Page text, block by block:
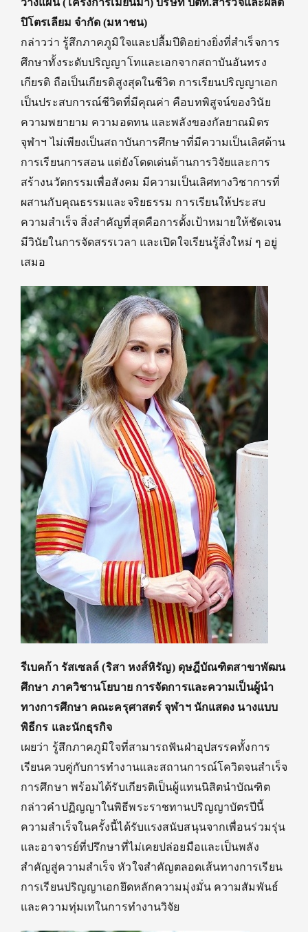
วางแผน (โครงการเมียนมา) บริษัท ปตท.สำรวจและผลิต
ปิโตรเลียม จำกัด (มหาชน)
กล่าวว่า รู้สึกภาคภูมิใจและปลื้มปีติอย่างยิ่งที่สำเร็จการ
ศึกษาทั้งระดับปริญญาโทและเอกจากสถาบันอันทรง
เกียรติ ถือเป็นเกียรติสูงสุดในชีวิต การเรียนปริญญาเอก
เป็นประสบการณ์ชีวิตที่มีคุณค่า คือบทพิสูจน์ของวินัย
ความพยายาม ความอดทน และพลังของกัลยาณมิตร
จุฬาฯ ไม่เพียงเป็นสถาบันการศึกษาที่มีความเป็นเลิศด้าน
การเรียนการสอน แต่ยังโดดเด่นด้านการวิจัยและการ
สร้างนวัตกรรมเพื่อสังคม มีความเป็นเลิศทางวิชาการที่
ผสานกับคุณธรรมและจริยธรรม การเรียนให้ประสบ
ความสำเร็จ สิ่งสำคัญที่สุดคือการตั้งเป้าหมายให้ชัดเจน
มีวินัยในการจัดสรรเวลา และเปิดใจเรียนรู้สิ่งใหม่ ๆ อยู่
เสมอ
รีเบคก้า รัสเซลล์(ริสา หงส์หิรัญ)ดุษฎีบัณฑิตสาขาพัฒน
ศึกษา ภาควิชานโยบาย การจัดการและความเป็นผู้นำ
ทางการศึกษา คณะครุศาสตร์ จุฬาฯ นักแสดง นางแบบ
พิธีกร และนักธุรกิจ
เผยว่า รู้สึกภาคภูมิใจที่สามารถฟันฝ่าอุปสรรคทั้งการ
เรียนควบคู่กับการทำงานและสถานการณ์โควิดจนสำเร็จ
การศึกษา พร้อมได้รับเกียรติเป็นผู้แทนนิสิตนำบัณฑิต
กล่าวคำปฏิญญาในพิธีพระราชทานปริญญาบัตรปีนี้
ความสำเร็จในครั้งนี้ได้รับแรงสนับสนุนจากเพื่อนร่วมรุ่น
และอาจารย์ที่ปรึกษาที่ไม่เคยปล่อยมือและเป็นพลัง
สำคัญสู่ความสำเร็จ หัวใจสำคัญตลอดเส้นทางการเรียน
การเรียนปริญญาเอกยึดหลักความมุ่งมั่น ความสัมพันธ์
และความทุ่มเทในการทำงานวิจัย